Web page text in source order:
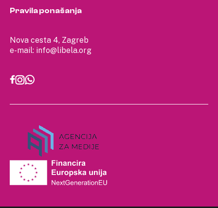
Nova cesta 4, Zagreb
e-mail: info@libela.org
Pravila ponašanja